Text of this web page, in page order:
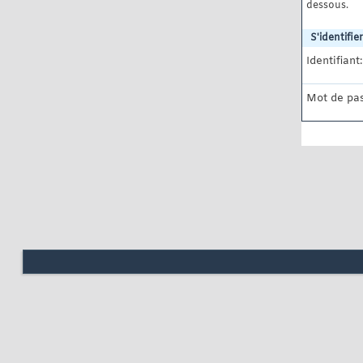
dessous.
S'identifier
Identifiant:
Mot de